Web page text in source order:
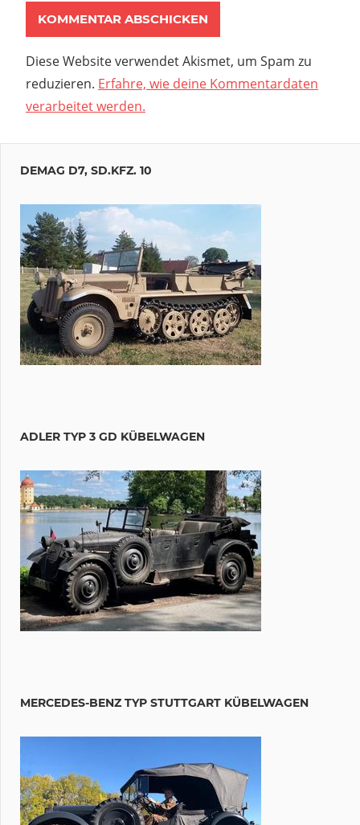
Diese Website verwendet Akismet, um Spam zu
reduzieren. Erfahre, wie deine Kommentardaten
verarbeitet werden.
DEMAG D7, SD.KFZ. 10
ADLER TYP 3 GD KÜBELWAGEN
MERCEDES-BENZ TYP STUTTGART KÜBELWAGEN